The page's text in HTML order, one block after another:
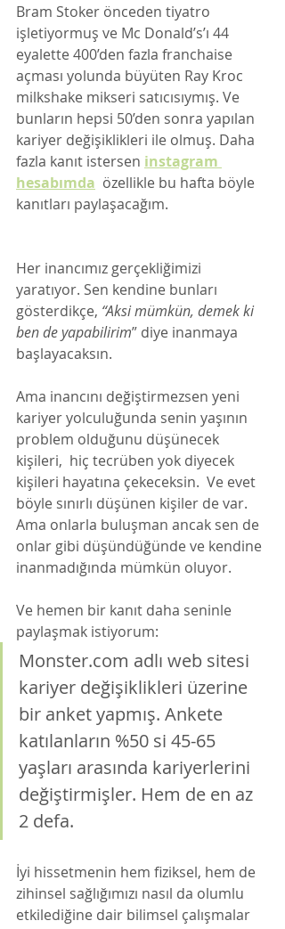
Bram Stoker önceden tiyatro
işletiyormuş ve Mc Donald’s’ı 44
eyalette 400’den fazla franchaise
açması yolunda büyüten Ray Kroc
milkshake mikseri satıcısıymış. Ve
bunların hepsi 50’den sonra yapılan
kariyer değişiklikleri ile olmuş. Daha
fazla kanıt istersen instagram
hesabımda özellikle bu hafta böyle
kanıtları paylaşacağım.
Her inancımız gerçekliğimizi
yaratıyor. Sen kendine bunları
gösterdikçe, “Aksi mümkün, demek ki
ben de yapabilirim” diye inanmaya
başlayacaksın.
Ama inancını değiştirmezsen yeni
kariyer yolculuğunda senin yaşının
problem olduğunu düşünecek
kişileri,  hiç tecrüben yok diyecek
kişileri hayatına çekeceksin.  Ve evet
böyle sınırlı düşünen kişiler de var.
Ama onlarla buluşman ancak sen de
onlar gibi düşündüğünde ve kendine
inanmadığında mümkün oluyor.
Ve hemen bir kanıt daha seninle
paylaşmak istiyorum:
Monster.com adlı web sitesi
kariyer değişiklikleri üzerine
bir anket yapmış. Ankete
katılanların %50 si 45-65
yaşları arasında kariyerlerini
değiştirmişler. Hem de en az
2 defa.
İyi hissetmenin hem fiziksel, hem de
zihinsel sağlığımızı nasıl da olumlu
etkilediğine dair bilimsel çalışmalar